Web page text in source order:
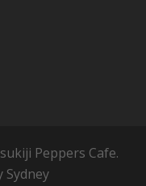
Peppers Cafe.
Sydney